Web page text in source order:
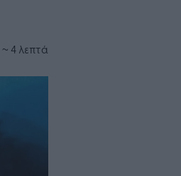
~ 4 λεπτά